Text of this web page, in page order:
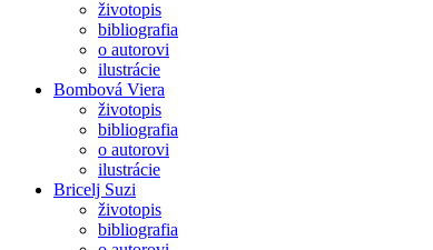
životopis
bibliografia
o autorovi
ilustrácie
Bombová Viera
životopis
bibliografia
o autorovi
ilustrácie
Bricelj Suzi
životopis
bibliografia